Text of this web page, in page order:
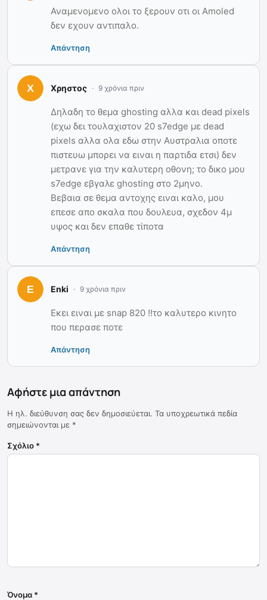
Αναμενομενο ολοι το ξερουν οτι οι Amoled
δεν εχουν αντιπαλο.
Απάντηση
Χρηστος 9 χρόνια πριν
Δηλαδη το θεμα ghosting αλλα και dead pixels
(εχω δει τουλαχιστον 20 s7edge με dead
pixels αλλα ολα εδω στην Αυστραλια οποτε
πιστευω μπορει να ειναι η παρτιδα ετσι) δεν
μετρανε για την καλυτερη οθονη; το δικο μου
s7edge εβγαλε ghosting στο 2μηνο.
Βεβαια σε θεμα αντοχης ειναι καλο, μου
επεσε απο σκαλα που δουλευα, σχεδον 4μ
υψος και δεν επαθε τίποτα
Απάντηση
Enki 9 χρόνια πριν
Εκει ειναι με snap 820 !!το καλυτερο κινητο
που περασε ποτε
Απάντηση
Αφήστε μια απάντηση
Η ηλ. διεύθυνση σας δεν δημοσιεύεται. Τα υποχρεωτικά πεδία
σημειώνονται με *
Σχόλιο *
Όνομα *